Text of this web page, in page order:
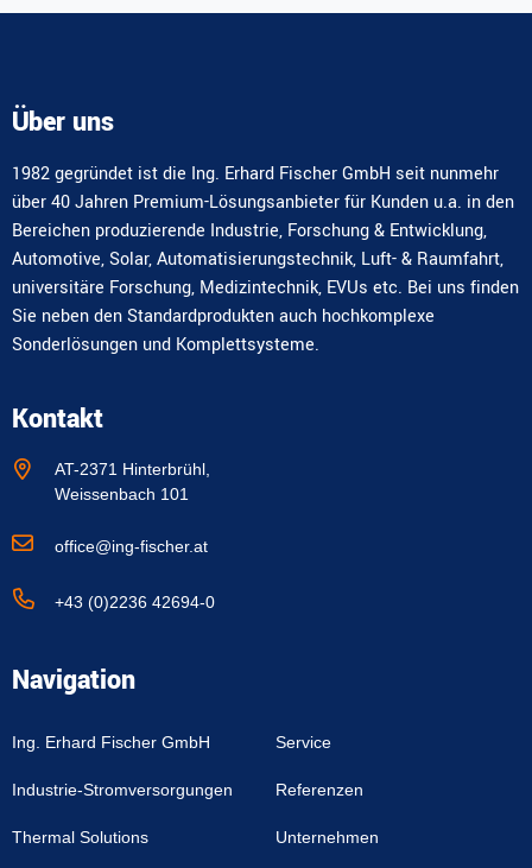
Über uns
1982 gegründet ist die Ing. Erhard Fischer GmbH seit nunmehr
über 40 Jahren Premium-Lösungsanbieter für Kunden u.a. in den
Bereichen produzierende Industrie, Forschung & Entwicklung,
Automotive, Solar, Automatisierungstechnik, Luft- & Raumfahrt,
universitäre Forschung, Medizintechnik, EVUs etc. Bei uns finden
Sie neben den Standardprodukten auch hochkomplexe
Sonderlösungen und Komplettsysteme.
Kontakt
AT-2371 Hinterbrühl,
Weissenbach 101
office@ing-fischer.at
+43 (0)2236 42694-0
Navigation
Ing. Erhard Fischer GmbH
Industrie-Stromversorgungen
Thermal Solutions
Service
Referenzen
Unternehmen